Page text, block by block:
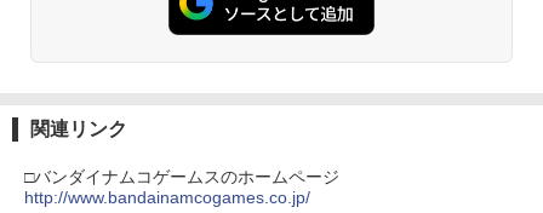
関連リンク
□バンダイナムコゲームスのホームページ
http://www.bandainamcogames.co.jp/